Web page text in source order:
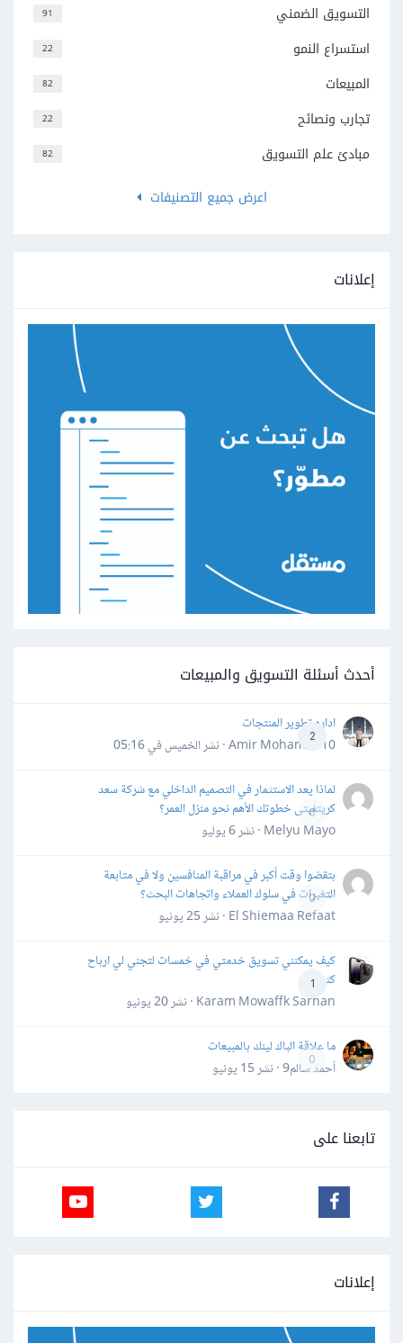
91 التسويق الضمني
22 استسراع النمو
82 المبيعات
22 تجارب ونصائح
82
مبادئ علم التسويق
اعرض جميع التصنيفات
إعلانات
أحدث أسئلة التسويق والمبيعات
2
اداره تطوير المنتجات
Amir Mohamed10 · نشر
الخميس في 05:16
0
لماذا يعد الاستثمار في التصميم الداخلي مع شركة سعد
كريتفيتى خطوتك الأهم نحو منزل العمر؟
Melyu Mayo · نشر
6 يوليو
0
بتقضوا وقت أكبر في مراقبة المنافسين ولا في متابعة
التغيرات في سلوك العملاء واتجاهات البحث؟
El Shiemaa Refaat · نشر
25 يونيو
1
كيف يمكنني تسويق خدمتي في خمسات لتجني لي ارباح
كثيرة
Karam Mowaffk Sarhan · نشر
20 يونيو
0
ما علاقة الباك لينك بالمبيعات
أحمد سالم9 · نشر
15 يونيو
تابعنا على
إعلانات